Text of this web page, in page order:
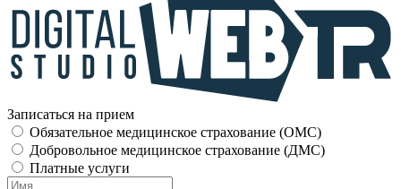
Записаться на прием
Обязательное медицинское страхование (OMC)
Добровольное медицинское страхование (ДМС)
Платные услуги